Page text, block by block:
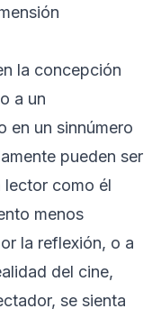
la concepción
a un
en un sinnúmero
pueden ser
lector como él
menos
la reflexión, o a
del cine,
se sienta